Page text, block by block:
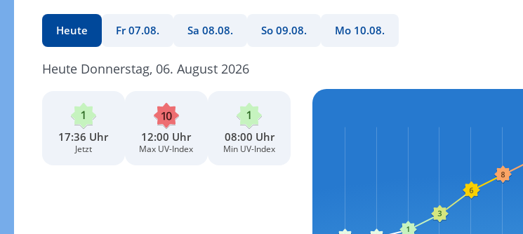
Heute Fr 07.08. Sa 08.08. So 09.08. Mo 10.08.
Heute Donnerstag, 06. August 2026
17:36 Uhr
Jetzt
12:00 Uhr
Max UV-Index
08:00 Uhr
Min UV-Index